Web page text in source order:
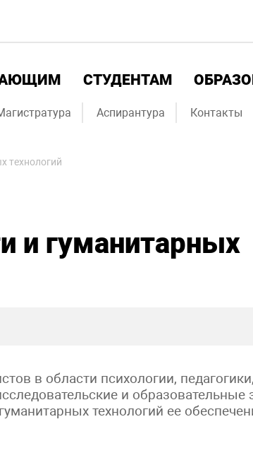
СТУДЕНТАМ
Аспирантура Контакты
технологий
и гуманитарных
в области психологии,
и образовательные
технологий ее